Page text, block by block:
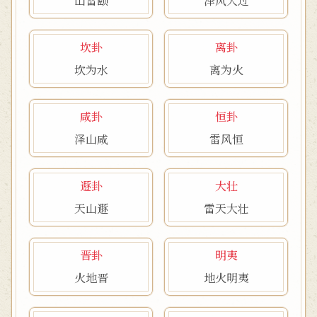
坎卦
坎为水
离卦
离为火
咸卦
泽山咸
恒卦
雷风恒
遯卦
天山遯
大壮
雷天大壮
晋卦
火地晋
明夷
地火明夷